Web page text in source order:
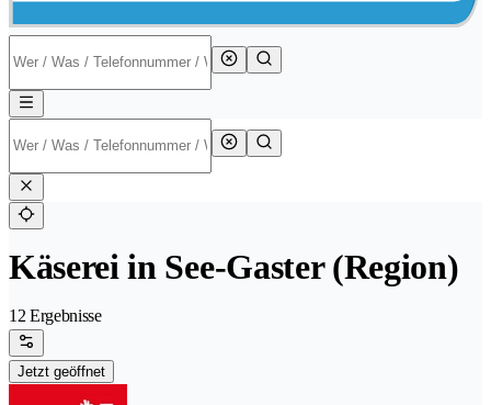
Käserei in See-Gaster (Region)
12 Ergebnisse
Jetzt geöffnet